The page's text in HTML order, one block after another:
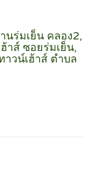
นร่มเย็น คลอง2,
าส์ ซอยร่มเย็น,
าวน์เฮ้าส์ ตำบล